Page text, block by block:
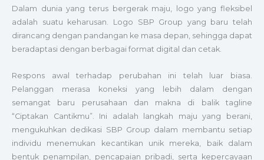
Dalam dunia yang terus bergerak maju, logo yang fleksibel
adalah suatu keharusan. Logo SBP Group yang baru telah
dirancang dengan pandangan ke masa depan, sehingga dapat
beradaptasi dengan berbagai format digital dan cetak.
Respons awal terhadap perubahan ini telah luar biasa.
Pelanggan merasa koneksi yang lebih dalam dengan
semangat baru perusahaan dan makna di balik tagline
“Ciptakan Cantikmu”. Ini adalah langkah maju yang berani,
mengukuhkan dedikasi SBP Group dalam membantu setiap
individu menemukan kecantikan unik mereka, baik dalam
bentuk penampilan, pencapaian pribadi, serta kepercayaan